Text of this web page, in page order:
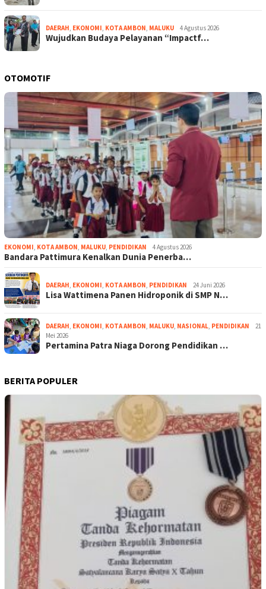
DAERAH, EKONOMI, KOTA AMBON, MALUKU 4 Agustus 2026
Wujudkan Budaya Pelayanan “Impactf…
OTOMOTIF
EKONOMI, KOTA AMBON, MALUKU, PENDIDIKAN 4 Agustus 2026
Bandara Pattimura Kenalkan Dunia Penerba…
DAERAH, EKONOMI, KOTA AMBON, PENDIDIKAN 24 Juni 2026
Lisa Wattimena Panen Hidroponik di SMP N…
DAERAH, EKONOMI, KOTA AMBON, MALUKU, NASIONAL, PENDIDIKAN
21
Mei 2026
Pertamina Patra Niaga Dorong Pendidikan …
BERITA POPULER